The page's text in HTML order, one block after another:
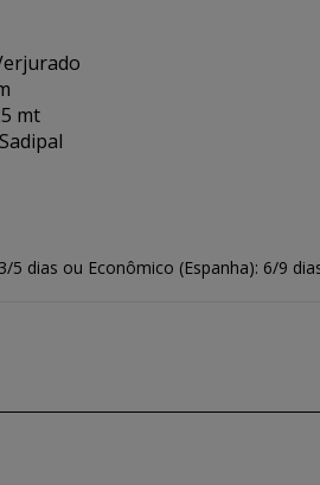
mt
5 dias ou Econômico (Espanha): 6/9